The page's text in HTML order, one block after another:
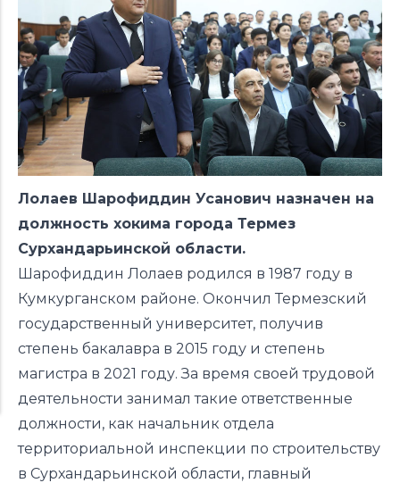
Лолаев Шарофиддин Усанович назначен на
должность хокима города Термез
Сурхандарьинской области.
Шарофиддин Лолаев родился в 1987 году в
Кумкурганском районе. Окончил Термезский
государственный университет, получив
степень бакалавра в 2015 году и степень
магистра в 2021 году. За время своей трудовой
деятельности занимал такие ответственные
должности, как начальник отдела
территориальной инспекции по строительству
в Сурхандарьинской области, главный